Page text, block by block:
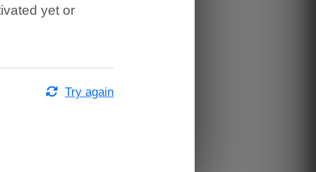
in Detroit,
in Detroit,
yet or
Try again